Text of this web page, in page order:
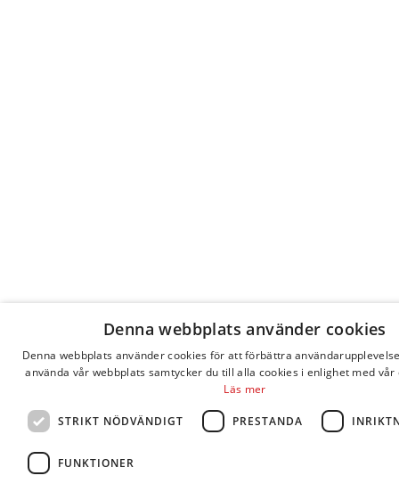
Denna webbplats använder cookies
Denna webbplats använder cookies för att förbättra
använda vår webbplats samtycker du till alla cookies i enlighet med vår
Läs mer
STRIKT NÖDVÄNDIGT PRESTANDA
FUNKTIONER